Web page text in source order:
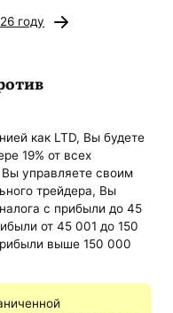
году
как LTD, Вы будете
19% от всех
управляете своим
трейдера, Вы
с прибыли до 45
от 45 001 до 150
выше 150 000